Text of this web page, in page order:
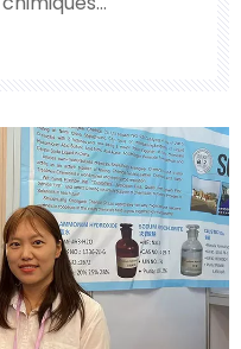
d'acide
soude caustique et
de la Chine.La
'la qualité